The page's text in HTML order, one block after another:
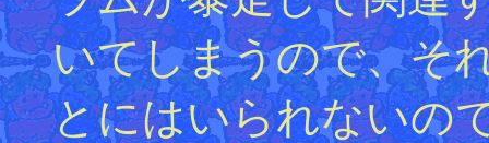
いてしまうので、そ
とにはいられないの